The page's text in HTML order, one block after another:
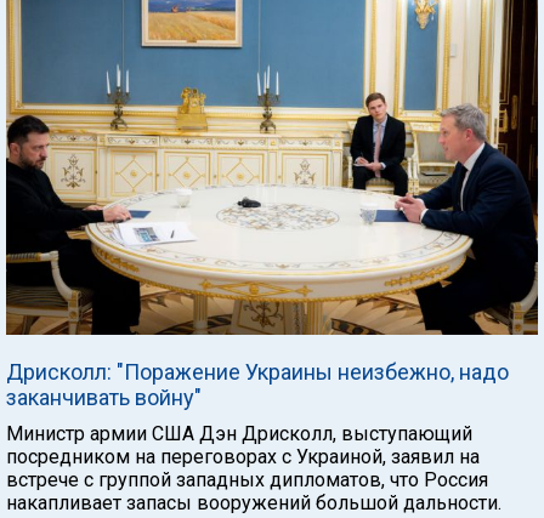
Дрисколл: "Поражение Украины неизбежно, надо
заканчивать войну"
Министр армии США Дэн Дрисколл, выступающий
посредником на переговорах с Украиной, заявил на
встрече с группой западных дипломатов, что Россия
накапливает запасы вооружений большой дальности.